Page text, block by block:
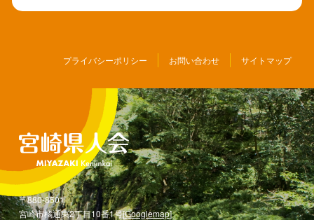
プライバシーポリシー お問い合わせ サイトマップ
〒880-8501
宮崎市橘通東2丁目10番1号[Googlemap]